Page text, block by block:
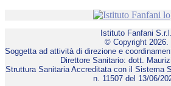
Istituto Fanfani S.r.l.
© Copyright 2026.
Soggetta ad attività di direzione e
Direttore Sanitario: dott.
Struttura Sanitaria Accreditata con il Sistema
n. 11507 del 13/06/